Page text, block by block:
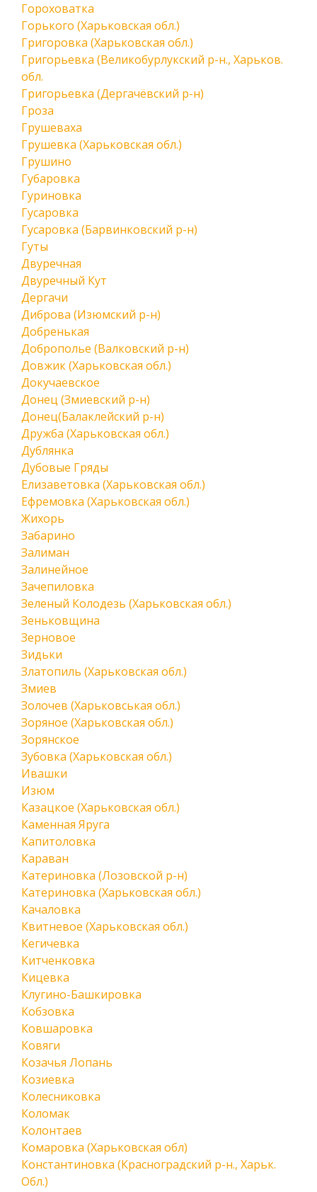
Гороховатка
Горького (Харьковская обл.)
Григоровка (Харьковская обл.)
Григорьевка (Великобурлукский р-н., Харьков.
обл.
Григорьевка (Дергачёвский р-н)
Гроза
Грушеваха
Грушевка (Харьковская обл.)
Грушино
Губаровка
Гуриновка
Гусаровка
Гусаровка (Барвинковский р-н)
Гуты
Двуречная
Двуречный Кут
Дергачи
Диброва (Изюмский р-н)
Добренькая
Доброполье (Валковский р-н)
Довжик (Харьковская обл.)
Докучаевское
Донец (Змиевский р-н)
Донец(Балаклейский р-н)
Дружба (Харьковская обл.)
Дублянка
Дубовые Гряды
Елизаветовка (Харьковская обл.)
Ефремовка (Харьковская обл.)
Жихорь
Забарино
Залиман
Залинейное
Зачепиловка
Зеленый Колодезь (Харьковская обл.)
Зеньковщина
Зерновое
Зидьки
Златопиль (Харьковская обл.)
Змиев
Золочев (Харьковськая обл.)
Зоряное (Харьковская обл.)
Зорянское
Зубовка (Харьковская обл.)
Ивашки
Изюм
Казацкое (Харьковская обл.)
Каменная Яруга
Капитоловка
Караван
Катериновка (Лозовской р-н)
Катериновка (Харьковская обл.)
Качаловка
Квитневое (Харьковская обл.)
Кегичевка
Китченковка
Кицевка
Клугино-Башкировка
Кобзовка
Ковшаровка
Ковяги
Козачья Лопань
Козиевка
Колесниковка
Коломак
Колонтаев
Комаровка (Харьковская обл)
Константиновка (Красноградский р-н., Харьк.
Обл.)